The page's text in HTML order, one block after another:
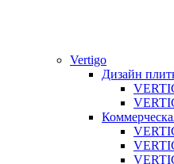
Vertigo
Дизайн